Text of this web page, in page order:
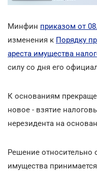
Минфин приказом от
изменения к Порядку
ареста имущества
силу со дня его
К основаниям
новое - взятие
нерезидента на
Решение относительно
имущества